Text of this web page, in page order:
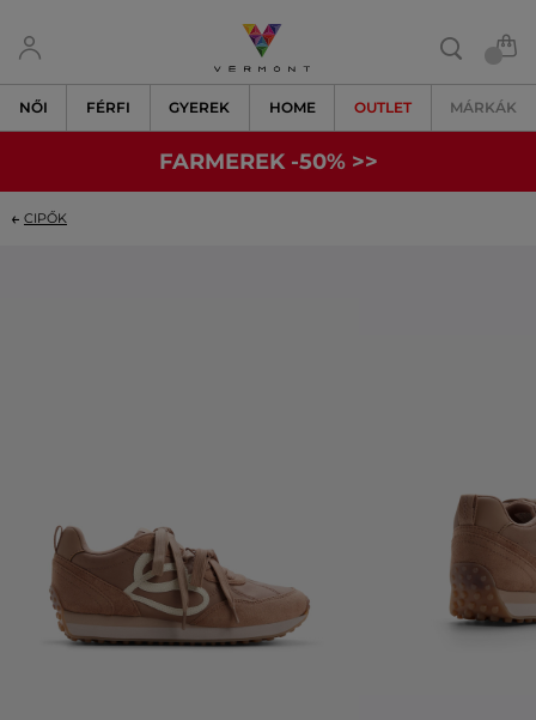
NŐI FÉRFI GYEREK HOME OUTLET MÁRKÁK
FARMEREK -50% >>
CIPŐK